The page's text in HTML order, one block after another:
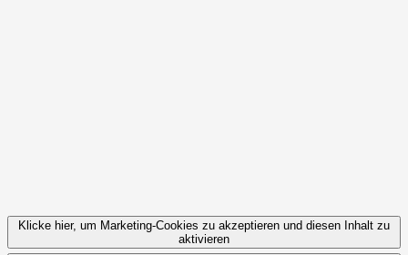
Klicke hier, um Marketing-Cookies zu akzeptieren und diesen Inhalt zu
aktivieren